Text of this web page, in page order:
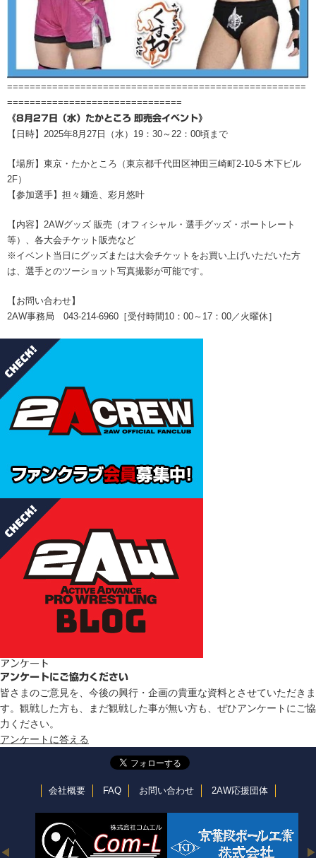
=====================================================
===============================
《8月27日（水）たかところ 即売会イベント》
【日時】2025年8月27日（水）19：30～22：00頃まで
【場所】東京・たかところ（東京都千代田区神田三崎町2-10-5 木下ビル
2F）
【参加選手】担々麺造、彩月悠叶
【内容】2AWグッズ 販売（オフィシャル・選手グッズ・ポートレート
等）、各大会チケット販売など
※イベント当日にグッズまたは大会チケットをお買い上げいただいた方
は、選手とのツーショット写真撮影が可能です。
【お問い合わせ】
2AW事務局 043-214-6960［受付時間10：00～17：00／火曜休］
アンケート
アンケートにご協力ください
皆さまのご意見を、今後の興行・企画の貴重な資料とさせていただきま
す。観戦した方も、まだ観戦した事が無い方も、ぜひアンケートにご協
力ください。
アンケートに答える
会社概要 FAQ お問い合わせ 2AW応援団体